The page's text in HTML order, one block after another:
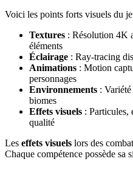
Voici les points forts visuels du
Textures : Résolution 4K
éléments
Éclairage : Ray-tracing
Animations : Motion
personnages
Environnements :
biomes
Effets visuels : Particules,
qualité
Les effets visuels lors des
Chaque compétence possède sa